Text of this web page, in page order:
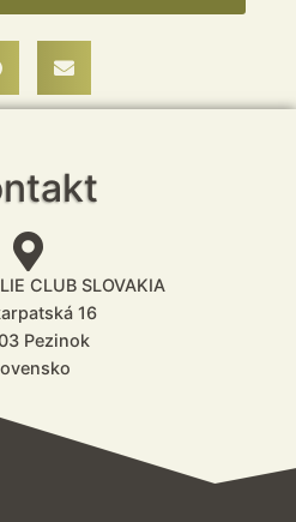
CLUB SLOVAKIA
16
Pezinok